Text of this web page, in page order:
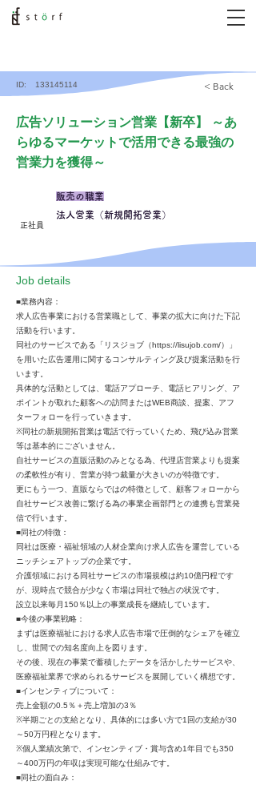
ID: 133145114 < Back
広告ソリューション営業【新卒】 ～あ
らゆるマーケットで活用できる最強の
営業力を獲得～
正社員
販売の職業
法人営業（新規開拓営業）
​Job details
■業務内容：
求人広告事業における営業職として、事業の拡大に向けた下記
活動を行います。
同社のサービスである「リスジョブ（https://lisujob.com/）」
を用いた広告運用に関するコンサルティング及び提案活動を行
います。
具体的な活動としては、電話アプローチ、電話ヒアリング、ア
ポイントが取れた顧客への訪問またはWEB商談、提案、アフ
ターフォローを行っていきます。
※同社の新規開拓営業は電話で行っていくため、飛び込み営業
等は基本的にございません。
自社サービスの直販活動のみとなる為、代理店営業よりも提案
の柔軟性が有り、営業が持つ裁量が大きいのが特徴です。
更にもう一つ、直販ならではの特徴として、顧客フォローから
自社サービス改善に繋げる為の事業企画部門との連携も営業発
信で行います。
■同社の特徴：
同社は医療・福祉領域の人材企業向け求人広告を運営している
ニッチシェアトップの企業です。
介護領域における同社サービスの市場規模は約10億円程です
が、現時点で競合が少なく市場は同社で独占の状況です。
設立以来毎月150％以上の事業成長を継続しています。
■今後の事業戦略：
まずは医療福祉における求人広告市場で圧倒的なシェアを確立
し、世間での知名度向上を図ります。
その後、現在の事業で蓄積したデータを活かしたサービスや、
医療福祉業界で求められるサービスを展開していく構想です。
■インセンティブについて：
売上金額の0.5％＋売上増加の3％
※半期ごとの支給となり、具体的には多い方で1回の支給が30
～50万円程となります。
※個人業績次第で、インセンティブ・賞与含め1年目でも350
～400万円の年収は実現可能な仕組みです。
■同社の面白み：